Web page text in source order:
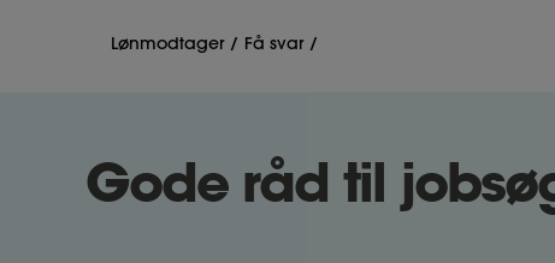
Lønmodtager Få svar
Gode råd til